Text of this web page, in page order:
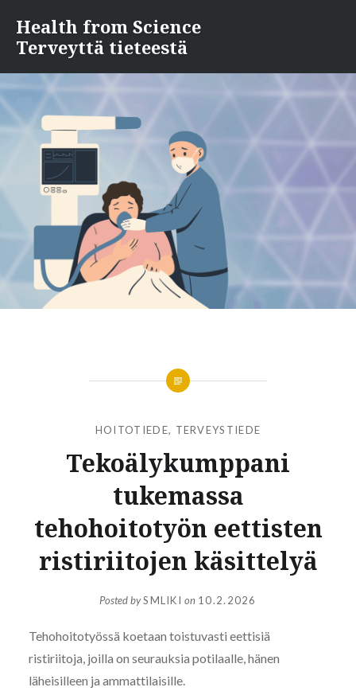
content
Health from Science
Terveyttä tieteestä
HOITOTIEDE, TERVEYSTIEDE
Tekoälykumppani
tukemassa
tehohoitotyön eettisten
ristiriitojen käsittelyä
Posted bySMLIKI on 10.2.2026
Tehohoitotyössä koetaan toistuvasti eettisiä
ristiriitoja, joilla on seurauksia potilaalle, hänen
läheisilleen ja ammattilaisille.